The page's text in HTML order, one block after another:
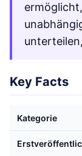
Key Facts
Kategorie